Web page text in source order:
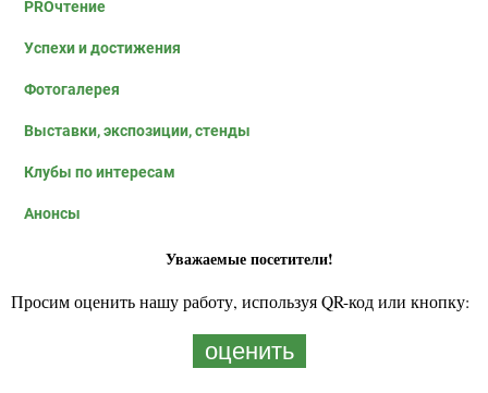
PROчтение
Успехи и достижения
Фотогалерея
Выставки, экспозиции, стенды
Клубы по интересам
Анонсы
Уважаемые посетители!
Просим оценить нашу работу, используя QR-код или кнопку:
оценить